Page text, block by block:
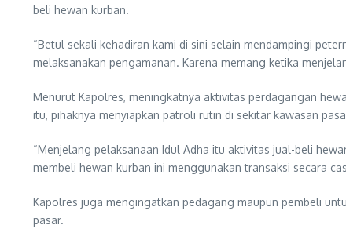
beli hewan kurban.
“Betul sekali kehadiran kami di sini selain mendampingi
melaksanakan pengamanan. Karena memang ketika
Menurut Kapolres, meningkatnya aktivitas perdagangan
itu, pihaknya menyiapkan patroli rutin di sekitar kawasan
“Menjelang pelaksanaan Idul Adha itu aktivitas jual-beli
membeli hewan kurban ini menggunakan transaksi secara
Kapolres juga mengingatkan pedagang maupun pembeli
pasar.